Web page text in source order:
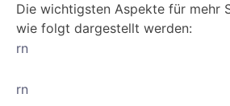
Die wichtigsten Aspekte für mehr
wie folgt dargestellt werden:
rn
rn